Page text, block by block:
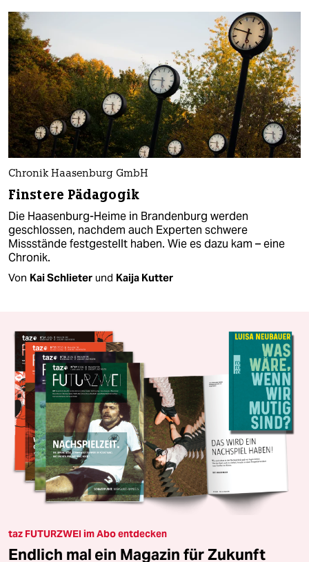
Chronik Haasenburg GmbH
Finstere Pädagogik
Die Haasenburg-Heime in Brandenburg werden
geschlossen, nachdem auch Experten schwere
Missstände festgestellt haben. Wie es dazu kam – eine
Chronik.
Von Kai Schlieter und Kaija Kutter
taz FUTURZWEI im Abo entdecken
Endlich mal ein Magazin für Zukunft